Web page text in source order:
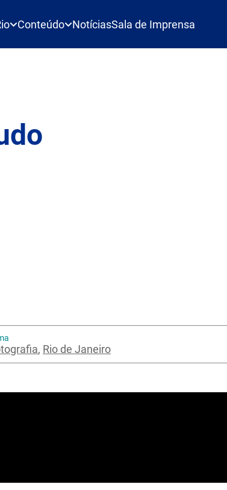
Conteúdo NotíciasSala de Imprensa
, Rio de Janeiro